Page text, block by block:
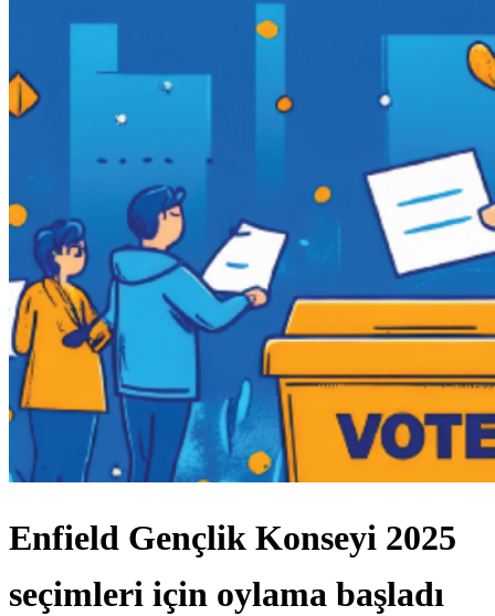
Enfield Gençlik Konseyi 2025
seçimleri için oylama başladı